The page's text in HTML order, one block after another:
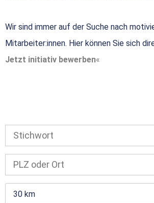
Wir sind immer auf der Suche nach
Mitarbeiter:innen. Hier können Sie sich
Jetzt initiativ bewerben
30 km